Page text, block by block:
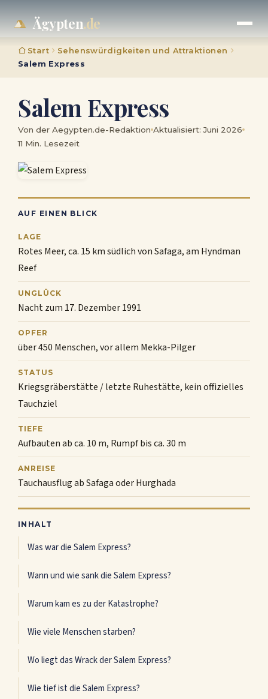
Ägypten.de
Start
Sehenswürdigkeiten und Attraktionen
Salem Express
Salem Express
Von der Aegypten.de-Redaktion Aktualisiert: Juni 2026
11 Min. Lesezeit
AUF EINEN BLICK
LAGE
Rotes Meer, ca. 15 km südlich von Safaga, am Hyndman
Reef
UNGLÜCK
Nacht zum 17. Dezember 1991
OPFER
über 450 Menschen, vor allem Mekka-Pilger
STATUS
Kriegsgräberstätte / letzte Ruhestätte, kein offizielles
Tauchziel
TIEFE
Aufbauten ab ca. 10 m, Rumpf bis ca. 30 m
ANREISE
Tauchausflug ab Safaga oder Hurghada
INHALT
Was war die Salem Express?
Wann und wie sank die Salem Express?
Warum kam es zu der Katastrophe?
Wie viele Menschen starben?
Wo liegt das Wrack der Salem Express?
Wie tief ist die Salem Express?